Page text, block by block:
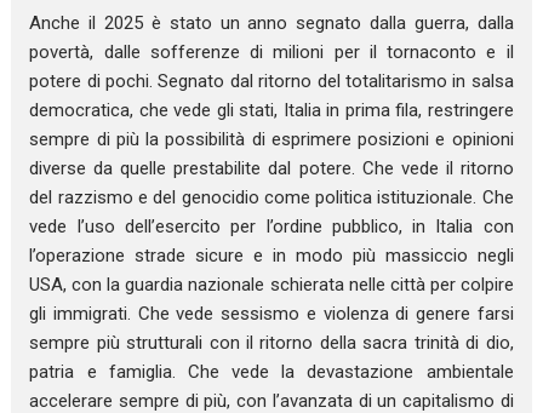
Anche il 2025 è stato un anno segnato dalla guerra, dalla
povertà, dalle sofferenze di milioni per il tornaconto e il
potere di pochi. Segnato dal ritorno del totalitarismo in salsa
democratica, che vede gli stati, Italia in prima fila, restringere
sempre di più la possibilità di esprimere posizioni e opinioni
diverse da quelle prestabilite dal potere. Che vede il ritorno
del razzismo e del genocidio come politica istituzionale. Che
vede l’uso dell’esercito per l’ordine pubblico, in Italia con
l’operazione strade sicure e in modo più massiccio negli
USA, con la guardia nazionale schierata nelle città per colpire
gli immigrati. Che vede sessismo e violenza di genere farsi
sempre più strutturali con il ritorno della sacra trinità di dio,
patria e famiglia. Che vede la devastazione ambientale
accelerare sempre di più, con l’avanzata di un capitalismo di